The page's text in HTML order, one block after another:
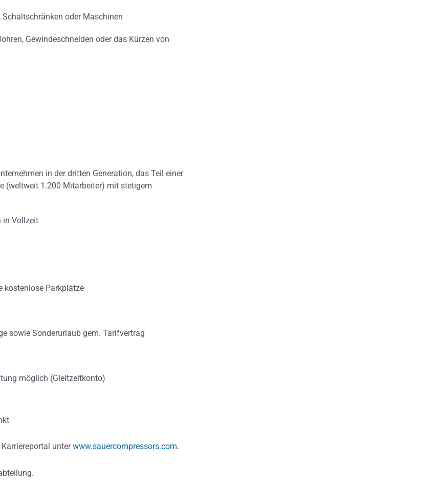
oder Maschinen
Gewindeschneiden oder das Kürzen von
in der dritten Generation, das Teil einer
(weltweit 1.200 Mitarbeiter) mit stetigem
in Vollzeit
kostenlose Parkplätze
sowie Sonderurlaub gem. Tarifvertrag
möglich (Gleitzeitkonto)
unterwww.sauercompressors.com.